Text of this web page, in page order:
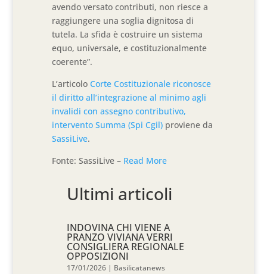
avendo versato contributi, non riesce a
raggiungere una soglia dignitosa di
tutela. La sfida è costruire un sistema
equo, universale, e costituzionalmente
coerente”.
L’articoloCorte Costituzionale riconosce
il diritto all’integrazione al minimo agli
invalidi con assegno contributivo,
intervento Summa (Spi Cgil) proviene da
SassiLive.
Fonte: SassiLive – Read More
Ultimi articoli
INDOVINA CHI VIENE A
PRANZO VIVIANA VERRI
CONSIGLIERA REGIONALE
OPPOSIZIONI
17/01/2026 | Basilicatanews